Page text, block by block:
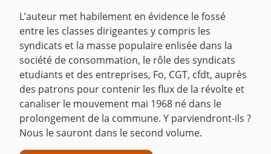
L’auteur met habilement en évidence le fossé
entre les classes dirigeantes y compris les
syndicats et la masse populaire enlisée dans la
société de consommation, le rôle des syndicats
etudiants et des entreprises, Fo, CGT, cfdt, auprès
des patrons pour contenir les flux de la révolte et
canaliser le mouvement mai 1968 né dans le
prolongement de la commune. Y parviendront-ils ?
Nous le sauront dans le second volume.